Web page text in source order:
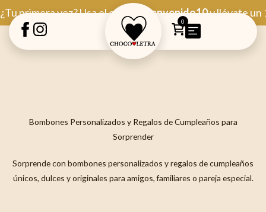
al
contenido
¿Tu primera vez? Usa el código Bienvenido10y llévate un
0
Bombones Personalizados y Regalos de Cumpleaños para
Sorprender
Sorprende con bombones personalizados y regalos de cumpleaños
únicos, dulces y originales para amigos, familiares o pareja especial.